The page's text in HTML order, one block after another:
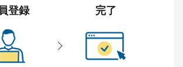
登録 完了